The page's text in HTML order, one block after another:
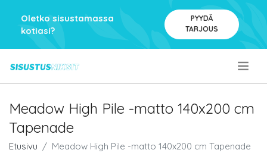
Oletko sisustamassa
kotiasi?
PYYDÄ
TARJOUS
Meadow High Pile -matto 140x200 cm
Tapenade
Etusivu Meadow High Pile -matto 140x200 cm Tapenade